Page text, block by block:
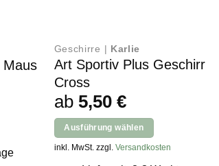
€.
Geschirre | Karlie
Art Sportiv Plus Geschirr
Cross
ab 5,50 €
Ausführung wählen
Dieses
inkl. MwSt. zzgl. Versandkosten